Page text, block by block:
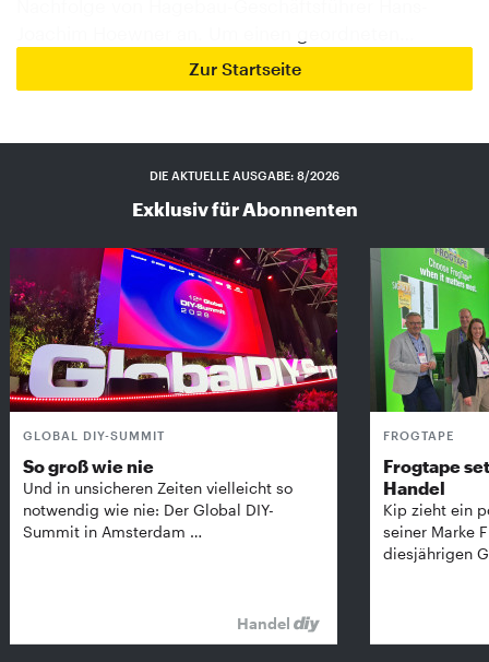
Zur Startseite
DIE AKTUELLE AUSGABE: 8/2026
Exklusiv für Abonnenten
GLOBAL DIY-SUMMIT
So groß wie nie
Und in unsicheren Zeiten vielleicht so
notwendig wie nie: Der Global DIY-
Summit in Amsterdam …
Handel
FROGTAPE
Frogtape
Handel
Kip zieht ein
seiner Marke
diesjährigen